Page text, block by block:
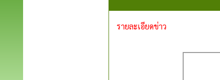
รายละเอียดข่าว